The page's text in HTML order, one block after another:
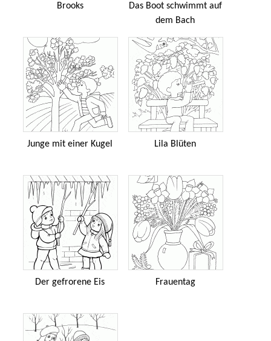
Brooks
Das Boot schwimmt auf
dem Bach
Junge mit einer Kugel Lila Blüten
Der gefrorene Eis Frauentag